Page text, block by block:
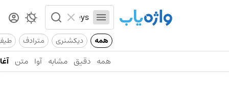
همه دیکشنری مترادف
همه دقیق مشابه آوا متن